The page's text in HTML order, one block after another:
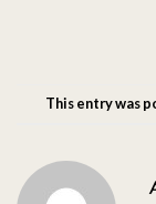
This entry was